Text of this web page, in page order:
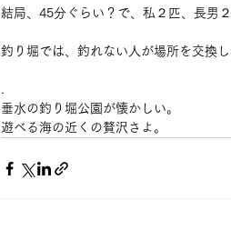
結局、45分ぐらい？で、私２匹、長男
釣り堀では、釣れない人が場所を交換し
.
垂水の釣り堀公園が懐かしい。
遊べる海の近くの贅沢さよ。